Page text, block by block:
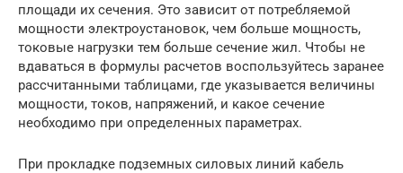
площади их сечения. Это зависит от потребляемой
мощности электроустановок, чем больше мощность,
токовые нагрузки тем больше сечение жил. Чтобы не
вдаваться в формулы расчетов воспользуйтесь заранее
рассчитанными таблицами, где указывается величины
мощности, токов, напряжений, и какое сечение
необходимо при определенных параметрах.
При прокладке подземных силовых линий кабель